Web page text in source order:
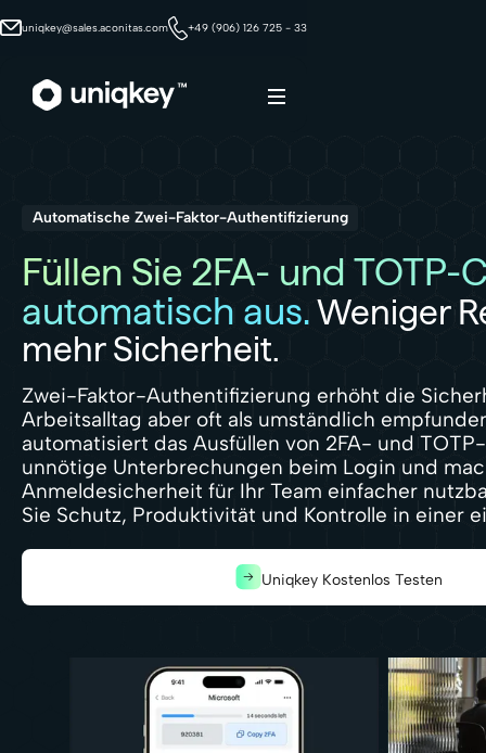
uniqkey@sales.aconitas.com +49 (906) 126 725 - 33
Automatische Zwei-Faktor-Authentifizierung
Füllen Sie 2FA- und TOTP-
automatisch aus. Weniger
mehr Sicherheit.
Zwei-Faktor-Authentifizierung erhöht die
Arbeitsalltag aber oft als umständlich
automatisiert das Ausfüllen von 2FA- und
unnötige Unterbrechungen beim Login und
Anmeldesicherheit für Ihr Team einfacher
Sie Schutz, Produktivität und Kontrolle in einer
Uniqkey Kostenlos Testen